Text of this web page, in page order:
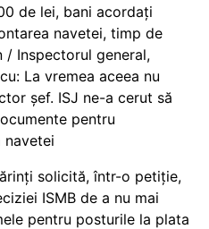
de lei, bani acordați
navetei, timp de
/ Inspectorul general,
La vremea aceea nu
șef. ISJ ne-a cerut să
pentru
navetei
solicită, într-o petiție,
ISMB de a nu mai
pentru posturile la plata